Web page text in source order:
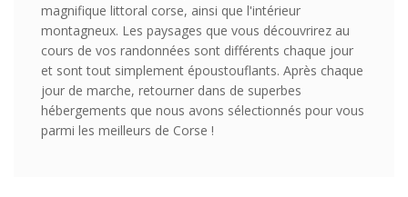
magnifique littoral corse, ainsi que l'intérieur
montagneux. Les paysages que vous découvrirez au
cours de vos randonnées sont différents chaque jour
et sont tout simplement époustouflants. Après chaque
jour de marche, retourner dans de superbes
hébergements que nous avons sélectionnés pour vous
parmi les meilleurs de Corse !